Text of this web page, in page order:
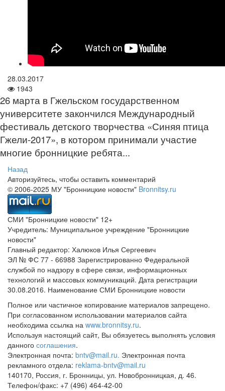
28.03.2017
1943
26 марта в Гжельском государственном
университете закончился Международный
фестиваль детского творчества «Синяя птица
Гжели-2017», в котором принимали участие
многие бронницкие ребята...
Назад
Авторизуйтесь, чтобы оставить комментарий
© 2006-2025 МУ "Бронницкие новости" Bronnitsy.ru
СМИ "Бронницкие новости" 12+
Учредитель: Муниципальное учреждение "Бронницкие
новости"
Главный редактор: Халюков Илья Сергеевич
ЭЛ № ФС 77 - 66988 Зарегистрированно Федеральной
службой по надзору в сфере связи, информационных
технологий и массовых коммуникаций. Дата регистрации
30.08.2016. Наименование СМИ Бронницкие новости
Полное или частичное копирование материалов запрещено.
При согласованном использовании материалов сайта
необходима ссылка на www.bronnitsy.ru.
Используя настоящий сайт, Вы обязуетесь выполнять условия
данного соглашения.
Электронная почта: bntv@mail.ru. Электронная почта
рекламного отдела: reklama-bntv@mail.ru
140170, Россия, г. Бронницы, ул. Новобронницкая, д. 46.
Телефон/факс: +7 (496) 464-42-00